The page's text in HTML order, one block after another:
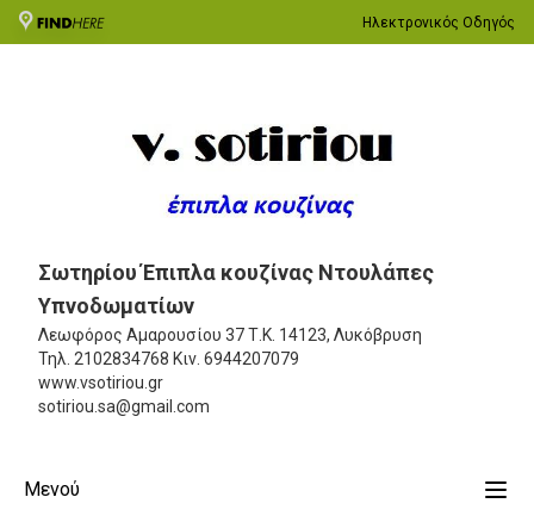
Ηλεκτρονικός Οδηγός
Σωτηρίου Έπιπλα κουζίνας Ντουλάπες
Υπνοδωματίων
Λεωφόρος Αμαρουσίου 37Τ.Κ. 14123, Λυκόβρυση
Τηλ. 2102834768 Κιν. 6944207079
www.vsotiriou.gr
sotiriou.sa@gmail.com
Μενού